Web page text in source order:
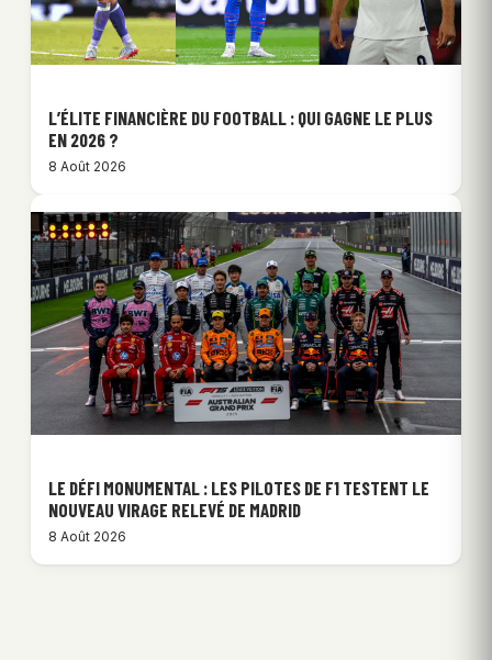
L’ÉLITE FINANCIÈRE DU FOOTBALL : QUI GAGNE LE PLUS
EN 2026 ?
8 Août 2026
LE DÉFI MONUMENTAL : LES PILOTES DE F1 TESTENT LE
NOUVEAU VIRAGE RELEVÉ DE MADRID
8 Août 2026